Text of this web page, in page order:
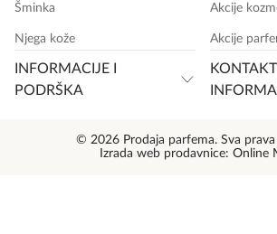
Šminka
Njega kože
Akcije
Akcije
INFORMACIJE I
PODRŠKA
KONTAKT
© 2026 Prodaja parfema. Sva prava
Izrada web prodavnice: Online